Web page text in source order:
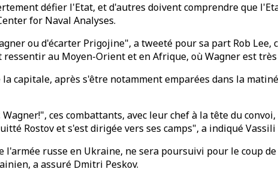
défier l'Etat, et d'autres doivent comprendre que
for Naval Analyses.
ou d'écarter Prigojine", a tweeté pour sa part Rob Lee,
au Moyen-Orient et en Afrique, où Wagner est
capitale, après s'être notamment emparées dans la
ces combattants, avec leur chef à la tête du
Rostov et s'est dirigée vers ses camps", a indiqué
russe en Ukraine, ne sera poursuivi pour le coup
a assuré Dmitri Peskov.